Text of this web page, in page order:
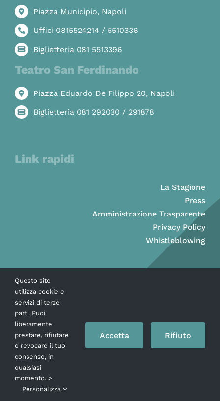
Piazza Municipio, Napoli
Uffici 0815524214 / 5510336
Biglietteria 081 5513396
Teatro San Ferdinando
Piazza Eduardo De Filippo 20, Napoli
Biglietteria 081 292030 / 291878
Link rapidi
La Stagione
Press
Amministrazione Trasparente
Privacy Policy
Whistleblowing
Copyright © Ass. Teatro Stabile della Città di Napoli 2026
Questo sito
utilizza cookie e
servizi di terze
parti. Puoi
liberamente
prestare, rifiutare
o revocare il tuo
consenso, in
qualsiasi
momento. >
Personalizza
Accetta Rifiuto